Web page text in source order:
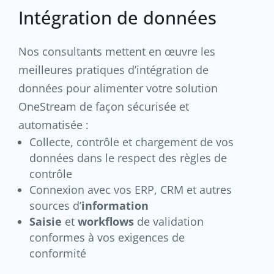
Intégration de données
Nos consultants mettent en œuvre les
meilleures pratiques d’intégration de
données pour alimenter votre solution
OneStream de façon sécurisée et
automatisée :
Collecte, contrôle et chargement de vos
données dans le respect des règles de
contrôle
Connexion avec vos ERP, CRM et autres
sources d’information
Saisie et workflows de validation
conformes à vos exigences de
conformité